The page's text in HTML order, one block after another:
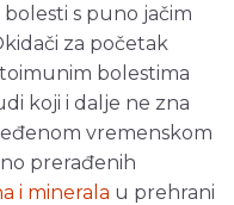
s puno jačim
za početak
bolestima
koji i dalje ne zna
vremenskom
prerađenih
i minerala u prehrani